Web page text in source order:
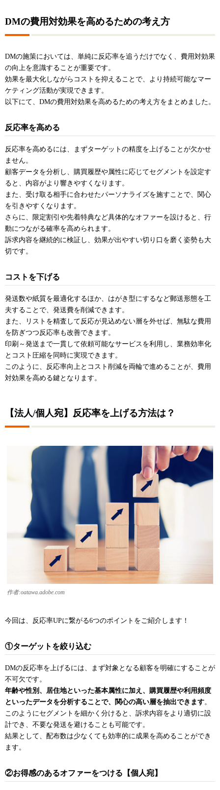
DMの費用対効果を高めるための考え方
DMの施策においては、単純に反応率を追うだけでなく、費用対効果
の向上を意識することが重要です。
効果を最大化しながらコストを抑えることで、より持続可能なマー
ケティング活動が実現できます。
以下にて、DMの費用対効果を高めるための考え方をまとめました。
反応率を高める
反応率を高めるには、まずターゲットの精度を上げることが欠かせ
ません。
顧客データを分析し、購買履歴や属性に応じてセグメントを設定す
ると、内容がより響きやすくなります。
また、受け取る相手に合わせたパーソナライズを施すことで、関心
を引きやすくなります。
さらに、限定割引や先着特典など具体的なオファーを設けると、行
動につながる確率を高められます。
訴求内容を継続的に検証し、効果が出やすい切り口を磨く姿勢も大
切です。
コストを下げる
発送数や紙質を最適化するほか、はがき型にするなど郵送形態を工
夫することで、発送費を削減できます。
また、リストを精査して反応が見込めない層を外せば、無駄な費用
を防ぎつつ反応率も改善できます。
印刷～発送まで一貫して依頼可能なサービスを利用し、業務効率化
とコスト圧縮を同時に実現できます。
このように、反応率向上とコスト削減を両輪で進めることが、費用
対効果を高める鍵となります。
【法人/個人宛】反応率を上げる方法は？
作者:oatawa.adobe.com
今回は、反応率UPに繋がる6つのポイントをご紹介します！
①ターゲットを絞り込む
DMの反応率を上げるには、まず対象となる顧客を明確にすることが
不可欠です。
年齢や性別、居住地といった基本属性に加え、購買履歴や利用頻度
といったデータを分析することで、関心の高い層を抽出できます。
このようにセグメントを細かく分けると、訴求内容をより適切に設
計でき、不要な発送を避けることも可能です。
結果として、配布数は少なくても効率的に成果を高めることができ
ます。
②お得感のあるオファーをつける【個人宛】